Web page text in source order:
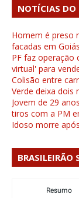
NOTÍCIAS DO
Homem é preso
facadas em Goiás
PF faz operação
virtual' para
Colisão entre
Verde deixa dois
Jovem de 29
tiros com a PM
Idoso morre
BRASILEIRÃO
Resumo